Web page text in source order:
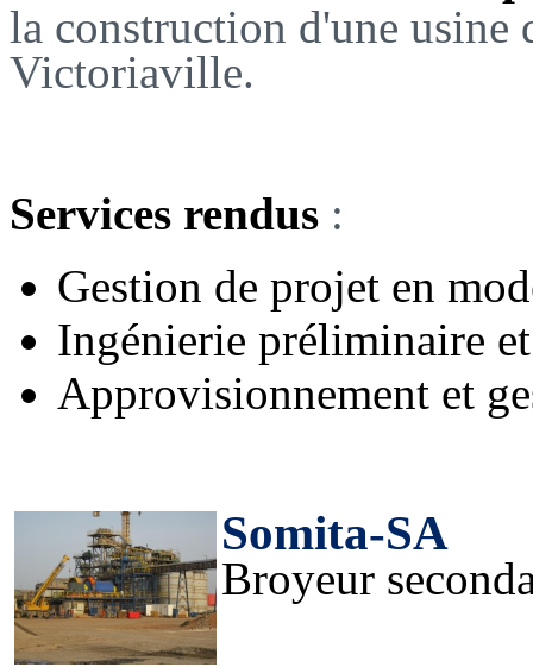
la construction d'une
Victoriaville.
Services rendus :
Gestion de projet en
Ingénierie préliminaire
Approvisionnement et
Somita-SA
Broyeur